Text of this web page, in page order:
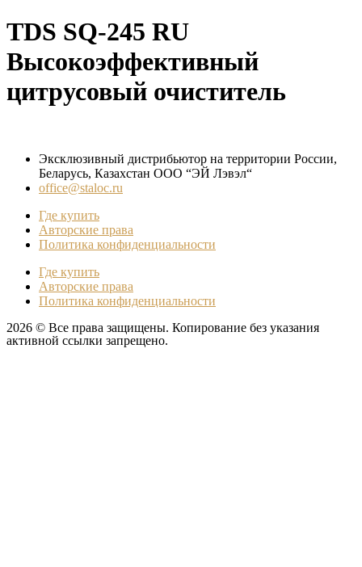
TDS SQ-245 RU
Высокоэффективный
цитрусовый очиститель
Эксклюзивный дистрибьютор на территории России,
Беларусь, Казахстан ООО “ЭЙ Лэвэл“
office@staloc.ru
Где купить
Авторские права
Политика конфиденциальности
Где купить
Авторские права
Политика конфиденциальности
2026 © Все права защищены. Копирование без указания
активной ссылки запрещено.